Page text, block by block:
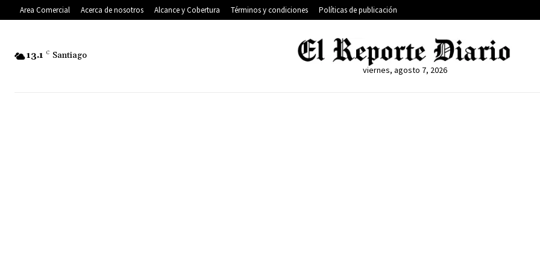
Area Comercial Acerca de nosotros Alcance y Cobertura Términos y condiciones Políticas de publicación
13.1 C Santiago
viernes, agosto 7, 2026